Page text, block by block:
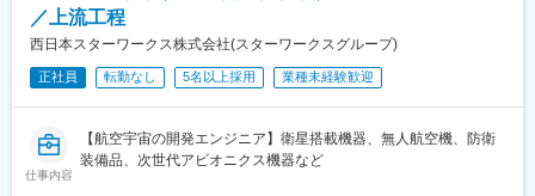
社の特徴です。
変更の範囲：会社の定める業務
◎定年退職者を多数輩出、15年以上勤続社員は40％を超え、40代
が1000名以上在籍など長期に働く事が可能な環境
■職務概要：
チームや会社単位でのフォローも充実しており、心強い環境が整
っています。
／上流工程
西日本スターワークス株式会社(スターワークスグループ)
正社員 転勤なし 5名以上採用 業種未経験歓迎
仕事内容
【航空宇宙の開発エンジニア】衛星搭載機器、無人航空機、防衛
装備品、次世代アビオニクス機器など